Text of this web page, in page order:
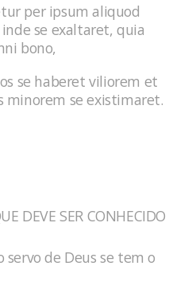
per ipsum aliquod
se exaltaret, quia
bono,
se haberet viliorem et
minorem se existimaret.
DEVE SER CONHECIDO
servo de Deus se tem o